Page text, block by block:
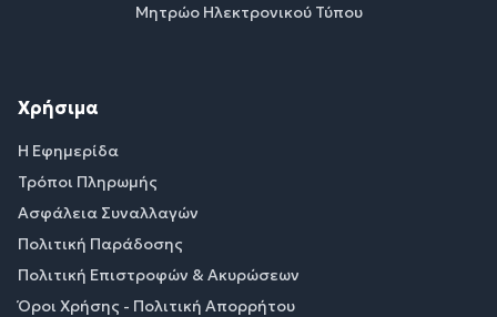
Μητρώο Ηλεκτρονικού Τύπου
Χρήσιμα
Η Εφημερίδα
Τρόποι Πληρωμής
Ασφάλεια Συναλλαγών
Πολιτική Παράδοσης
Πολιτική Επιστροφών & Ακυρώσεων
Όροι Χρήσης - Πολιτική Απορρήτου